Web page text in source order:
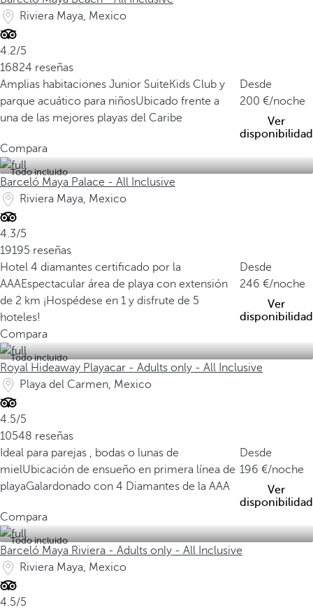
Riviera Maya, Mexico
4.2/5
16824 reseñas
Amplias habitaciones Junior SuiteKids Club y
parque acuático para niñosUbicado frente a
una de las mejores playas del Caribe
Desde
200
/noche
Ver
disponibilidad
Compara
Todo incluido
Barceló Maya Palace - All Inclusive
Riviera Maya, Mexico
4.3/5
19195 reseñas
Hotel 4 diamantes certificado por la
AAAEspectacular área de playa con extensión
de 2 km ¡Hospédese en 1 y disfrute de 5
hoteles!
Desde
246
/noche
Ver
disponibilidad
Compara
Todo incluido
Royal Hideaway Playacar - Adults only - All Inclusive
Playa del Carmen, Mexico
4.5/5
10548 reseñas
Ideal para parejas , bodas o lunas de
mielUbicación de ensueño en primera línea de
playaGalardonado con 4 Diamantes de la AAA
Desde
196
/noche
Ver
disponibilidad
Compara
Todo incluido
Barceló Maya Riviera - Adults only - All Inclusive
Riviera Maya, Mexico
4.5/5